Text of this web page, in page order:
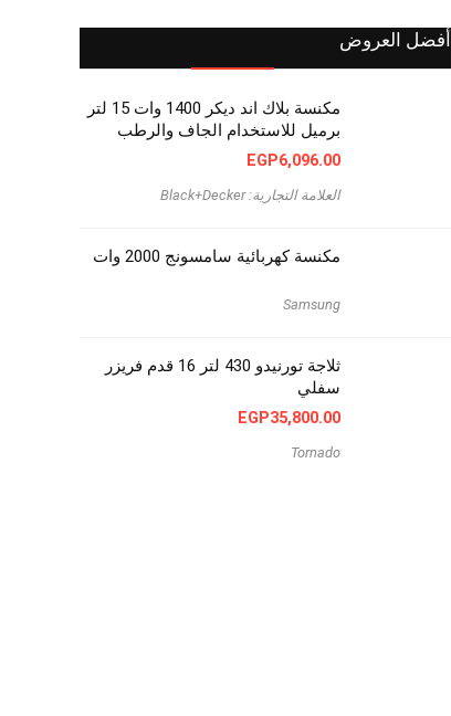
أفضل العروض
مكنسة بلاك اند ديكر 1400 وات 15 لتر
برميل للاستخدام الجاف والرطب
EGP6,096.00
العلامة التجارية: Black+Decker
مكنسة كهربائية سامسونج 2000 وات
Samsung
ثلاجة تورنيدو 430 لتر 16 قدم فريزر
سفلي
EGP35,800.00
Tornado